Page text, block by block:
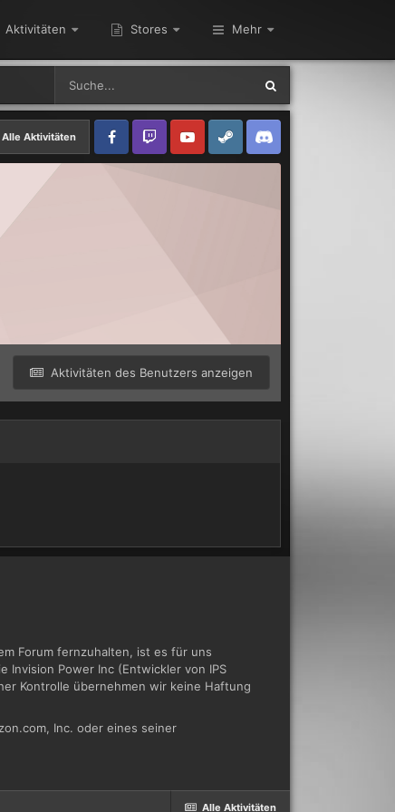
Aktivitäten Stores Mehr
Alle Aktivitäten
Aktivitäten des Benutzers anzeigen
Forum fernzuhalten, ist es für uns
Invision Power Inc (Entwickler von IPS
Kontrolle übernehmen wir keine Haftung
Inc. oder eines seiner
Alle Aktivitäten